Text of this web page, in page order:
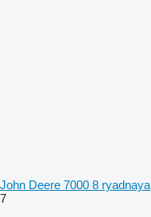
John Deere 7000 8 ryadnaya
7